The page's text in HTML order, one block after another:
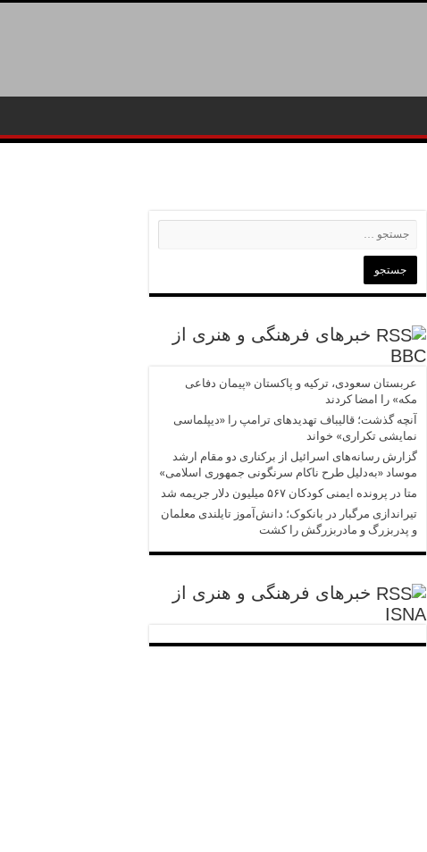
خبرهای فرهنگی و هنری از
BBC
عربستان سعودی، ترکیه و پاکستان «پیمان دفاعی
مکه» را امضا کردند
آنچه گذشت؛ قالیباف تهدیدهای ترامپ را «دیپلماسی
نمایشی تکراری» خواند
گزارش‌‌ رسانه‌های اسرائیل از برکناری دو مقام ارشد
موساد «به‌دلیل طرح ناکام سرنگونی جمهوری اسلامی»
متا در پرونده ایمنی کودکان ۵۶۷ میلیون دلار جریمه شد
تیراندازی مرگبار در بانکوک؛ دانش‌آموز تایلندی معلمان
و پدربزرگ و مادربزرگش را کشت
خبرهای فرهنگی و هنری از
ISNA